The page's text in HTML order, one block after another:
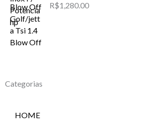
R$1,280.00
Categorias
HOME